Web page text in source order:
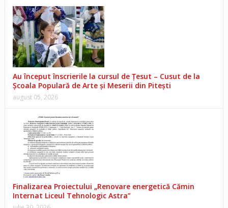
Au început înscrierile la cursul de Țesut – Cusut de la
Școala Populară de Arte și Meserii din Pitești
august 05, 2026
Finalizarea Proiectului „Renovare energetică Cămin
Internat Liceul Tehnologic Astra”